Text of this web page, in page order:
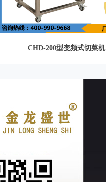
CHD-200型变频式切菜机